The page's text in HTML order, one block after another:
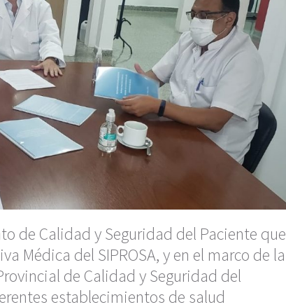
de Calidad y Seguridad del Paciente que
Médica del SIPROSA, y en el marco de la
de Calidad y Seguridad del
establecimientos de salud